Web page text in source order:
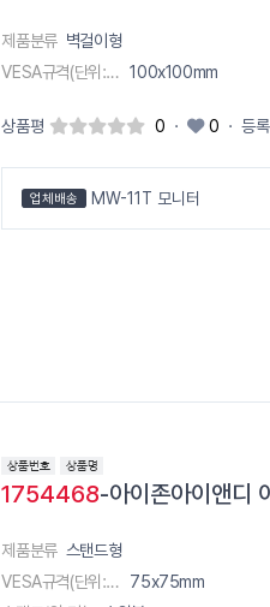
제품분류 벽걸이형
VESA규격(단위:m) 100x100mm
상품평 0 · 0 · 등
업체배송 MW-11T 모니터
1754468-아이존아이앤디
제품분류 스탠드형
VESA규격(단위:m) 75x75mm